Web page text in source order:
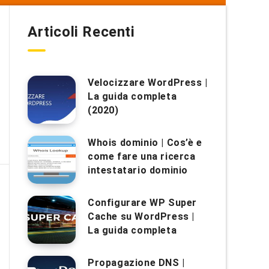
Articoli Recenti
Velocizzare WordPress |
La guida completa
(2020)
Whois dominio | Cos’è e
come fare una ricerca
intestatario dominio
Configurare WP Super
Cache su WordPress |
La guida completa
Propagazione DNS |